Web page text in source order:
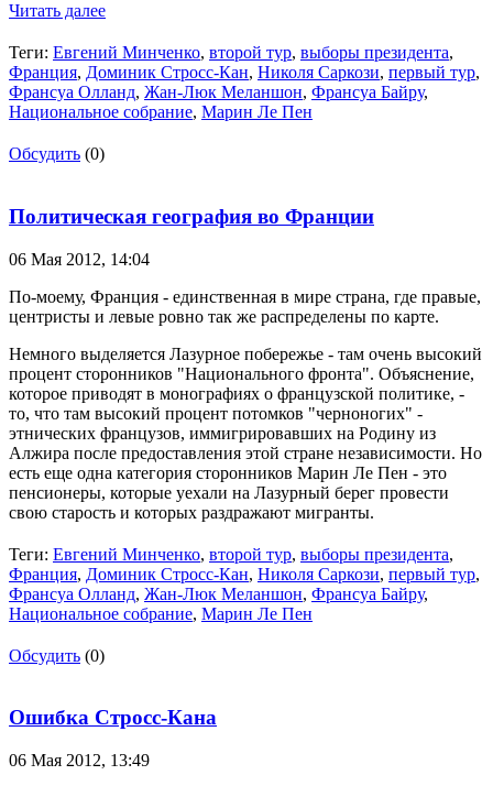
Читать далее
Теги: Евгений Минченко, второй тур, выборы президента,
Франция, Доминик Стросс-Кан, Николя Саркози, первый тур,
Франсуа Олланд, Жан-Люк Меланшон, Франсуа Байру,
Национальное собрание, Марин Ле Пен
Обсудить (0)
Политическая география во Франции
06 Мая 2012, 14:04
По-моему, Франция - единственная в мире страна, где правые,
центристы и левые ровно так же распределены по карте.
Немного выделяется Лазурное побережье - там очень высокий
процент сторонников "Национального фронта". Объяснение,
которое приводят в монографиях о французской политике, -
то, что там высокий процент потомков "черноногих" -
этнических французов, иммигрировавших на Родину из
Алжира после предоставления этой стране независимости. Но
есть еще одна категория сторонников Марин Ле Пен - это
пенсионеры, которые уехали на Лазурный берег провести
свою старость и которых раздражают мигранты.
Теги: Евгений Минченко, второй тур, выборы президента,
Франция, Доминик Стросс-Кан, Николя Саркози, первый тур,
Франсуа Олланд, Жан-Люк Меланшон, Франсуа Байру,
Национальное собрание, Марин Ле Пен
Обсудить (0)
Ошибка Стросс-Кана
06 Мая 2012, 13:49